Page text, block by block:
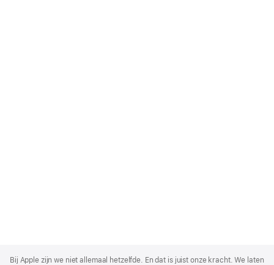
Footer
Bij Apple zijn we niet allemaal hetzelfde. En dat is juist onze kracht. We laten